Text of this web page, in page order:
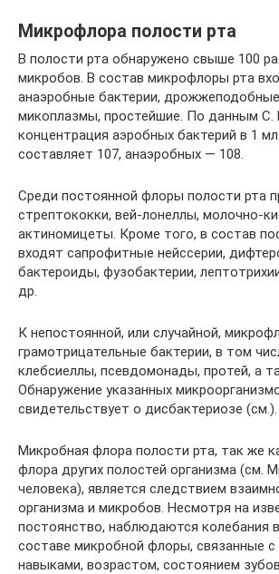
Микрофлора полости рта
В полости рта обнаружено свыше 100
микробов. В состав микрофлоры рта
анаэробные бактерии, дрожжеподобные
микоплазмы, простейшие. По данным С.
концентрация аэробных бактерий в 1
составляет 107, анаэробных — 108.
Среди постоянной флоры полости рта
стрептококки, вей-лонеллы, молочно-
актиномицеты. Кроме того, в состав
входят сапрофитные нейссерии,
бактероиды, фузобактерии,
др.
К непостоянной, или случайной,
грамотрицательные бактерии, в том
клебсиеллы, псевдомонады, протей, а
Обнаружение указанных
свидетельствует о дисбактериозе (см.).
Микробная флора полости рта, так же
флора других полостей организма (см.
человека), является следствием
организма и микробов. Несмотря на
постоянство, наблюдаются колебания
составе микробной флоры, связанные с
навыками, возрастом, состоянием